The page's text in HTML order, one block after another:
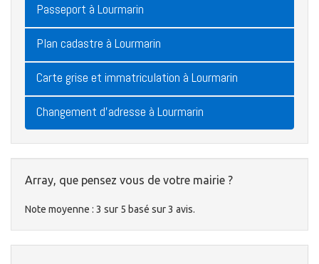
Passeport à Lourmarin
Plan cadastre à Lourmarin
Carte grise et immatriculation à Lourmarin
Changement d'adresse à Lourmarin
Array, que pensez vous de votre mairie ?
Note moyenne : 3 sur 5 basé sur3 avis.